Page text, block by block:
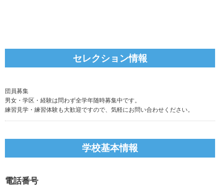
セレクション情報
団員募集
男女・学区・経験は問わず全学年随時募集中です。
練習見学・練習体験も大歓迎ですので、気軽にお問い合わせください。
学校基本情報
電話番号